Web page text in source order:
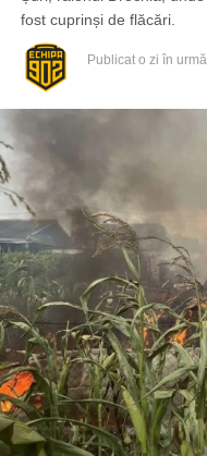
fost cuprinși de flăcări.
Publicat o zi în urmă